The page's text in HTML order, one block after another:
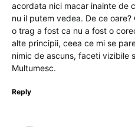
acordata nici macar inainte de
nu il putem vedea. De ce
o trag a fost ca nu a fost o
alte principii, ceea ce mi se
nimic de ascuns, faceti vizibile
Multumesc.
Reply